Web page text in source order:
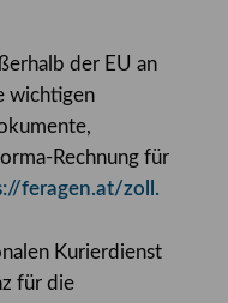
der EU an
wichtigen
Rechnung für
feragen.at/zoll.
Kurierdienst
für die